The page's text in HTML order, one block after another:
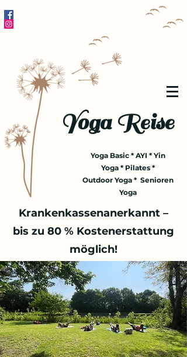
Yoga Reise
Yoga Basic * AYI * Yin
Yoga * Pilates *
Outdoor Yoga * Senioren
Yoga
Krankenkassenanerkannt –
bis zu 80 % Kostenerstattung
möglich!